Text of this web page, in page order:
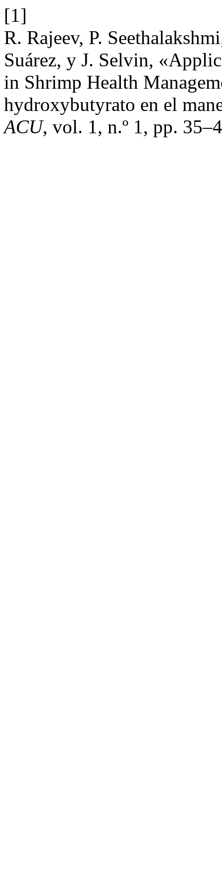
[1]
R. Rajeev, P.
Suárez, y J. Selvin,
in Shrimp Health
hydroxybutyrato en el
ACU, vol. 1, n.º 1, pp.